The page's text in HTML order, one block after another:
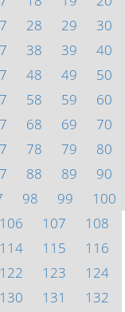
28 29
30
38 39
40
48 49
50
58 59
60
68 69
70
78 79
80
88 89
90
98 99
100
106 107
108
114 115
116
122 123
124
130 131
132